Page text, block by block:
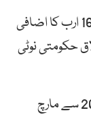
ہم نیوز کے مطابق نیپرا نے بجلی صارفین پر165 ارب کا اضافی
حکومتی نوٹی
ذرائع کے مطابق ااضافے کا فیصلہ اکتوبر2019 سے مارچ